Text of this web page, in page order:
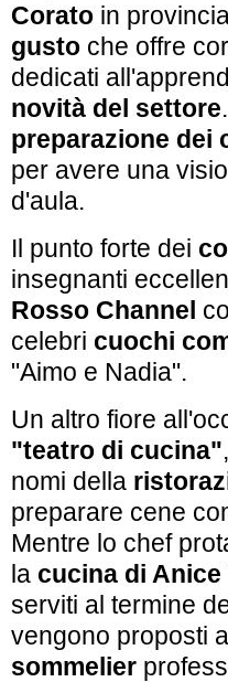
Corato in
gusto che offre
dedicati
novità del settore
preparazione dei
per avere una
d'aula.
Il punto forte dei
insegnanti
Rosso Channel
celebri cuochi
"Aimo e Nadia".
Un altro fiore
"teatro di cucina"
nomi della
preparare cene
Mentre lo chef
la cucina di Anice
serviti al termine
vengono proposti
sommelier